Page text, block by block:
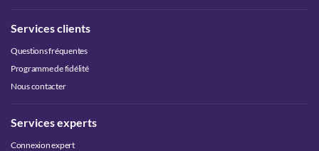
Services clients
Questions fréquentes
Programme de fidélité
Nous contacter
Services experts
Connexion expert